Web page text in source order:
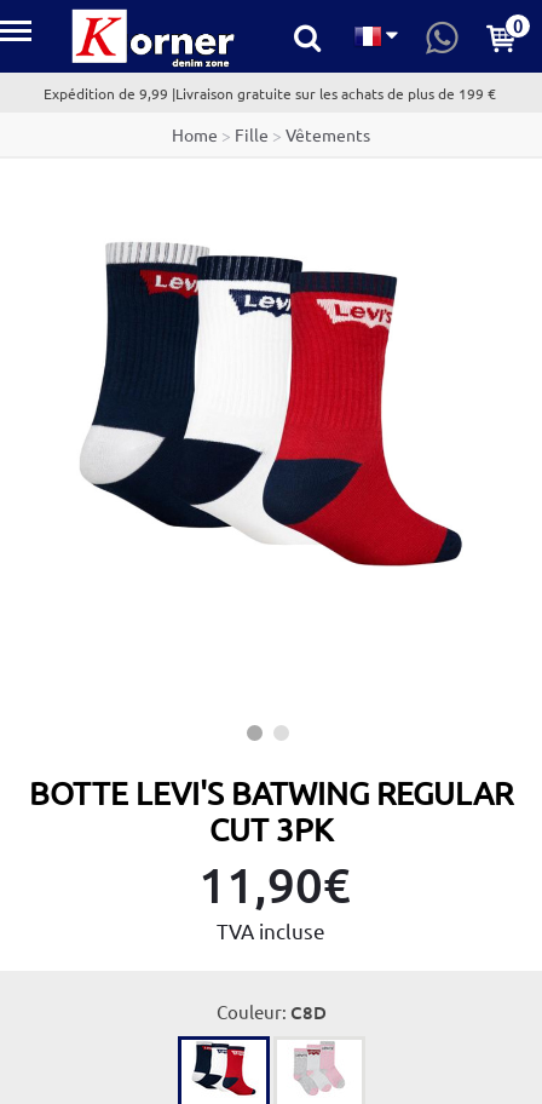
kornerdenim.com 0
Expédition de 9,99 |Livraison gratuite sur les achats de plus de 199 €
Home > Fille > Vêtements
BOTTE LEVI'S BATWING REGULAR
CUT 3PK
11,90€
TVA incluse
Couleur: C8D